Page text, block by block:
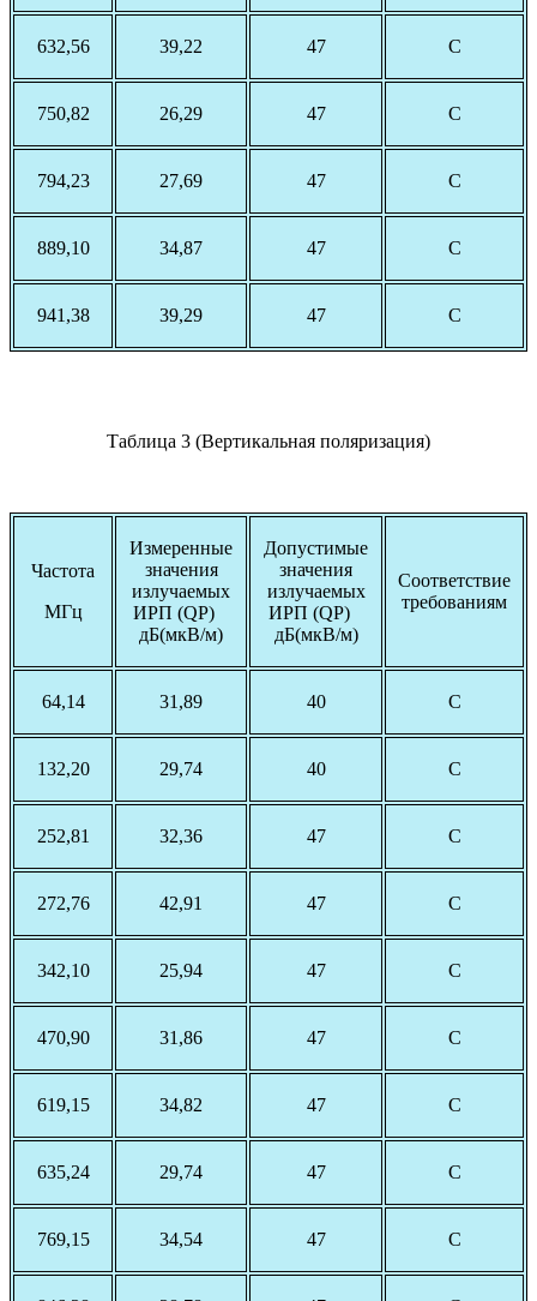
632,56 39,22 47 С
750,82 26,29 47 С
794,23 27,69 47 С
889,10 34,87 47 С
941,38 39,29 47 С
Таблица 3 (Вертикальная поляризация)
Частота
МГц
Измеренные
значения
излучаемых
ИРП (QP)
дБ(мкВ/м)
Допустимые
значения
излучаемых
ИРП (QP)
дБ(мкВ/м)
Соответствие
требованиям
64,14 31,89 40 С
132,20 29,74 40 С
252,81 32,36 47 С
272,76 42,91 47 С
342,10 25,94 47 С
470,90 31,86 47 С
619,15 34,82 47 С
635,24 29,74 47 С
769,15 34,54 47 С